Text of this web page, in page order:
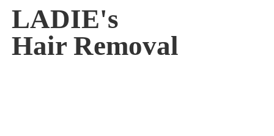
LADIE's
Hair Removal